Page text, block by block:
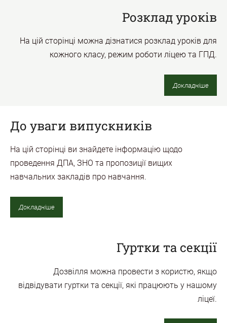
Розклад уроків
На цій сторінці можна дізнатися розклад уроків для
кожного класу, режим роботи ліцею та ГПД.
Докладніше
До уваги випускників
На цій сторінці ви знайдете інформацію щодо
проведення ДПА, ЗНО та пропозиції вищих
навчальних закладів про навчання.
Докладніше
Гуртки та секції
Дозвілля можна провести з користю, якщо
відвідувати гуртки та секції, які працюють у нашому
ліцеї.